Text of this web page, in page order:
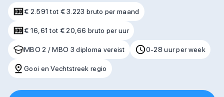
€ 2.591 tot € 3.223 bruto per maand
€ 16,61 tot € 20,66 bruto per uur
MBO 2 / MBO 3 diploma vereist 0-28 uur per week
Gooi en Vechtstreek regio